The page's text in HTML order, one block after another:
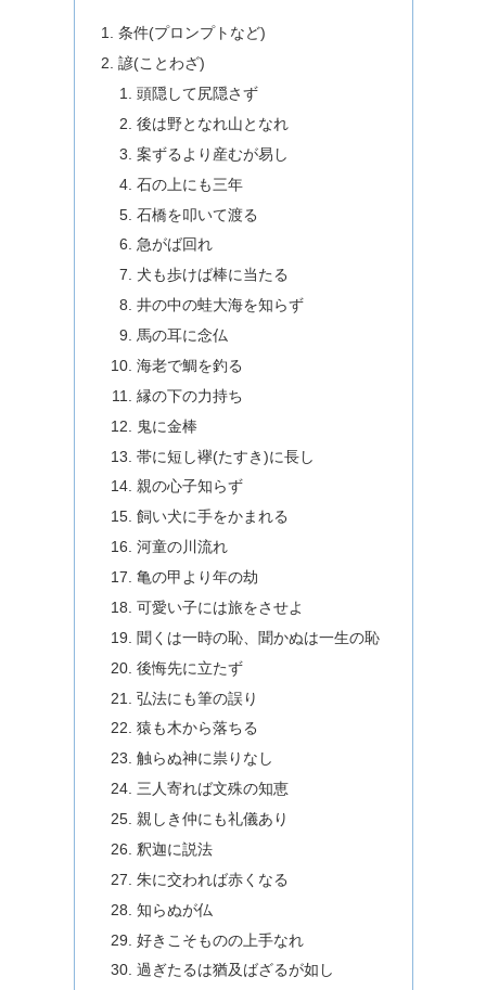
条件(プロンプトなど)
諺(ことわざ)
頭隠して尻隠さず
後は野となれ山となれ
案ずるより産むが易し
石の上にも三年
石橋を叩いて渡る
急がば回れ
犬も歩けば棒に当たる
井の中の蛙大海を知らず
馬の耳に念仏
海老で鯛を釣る
縁の下の力持ち
鬼に金棒
帯に短し襷(たすき)に長し
親の心子知らず
飼い犬に手をかまれる
河童の川流れ
亀の甲より年の劫
可愛い子には旅をさせよ
聞くは一時の恥、聞かぬは一生の恥
後悔先に立たず
弘法にも筆の誤り
猿も木から落ちる
触らぬ神に祟りなし
三人寄れば文殊の知恵
親しき仲にも礼儀あり
釈迦に説法
朱に交われば赤くなる
知らぬが仏
好きこそものの上手なれ
過ぎたるは猶及ばざるが如し